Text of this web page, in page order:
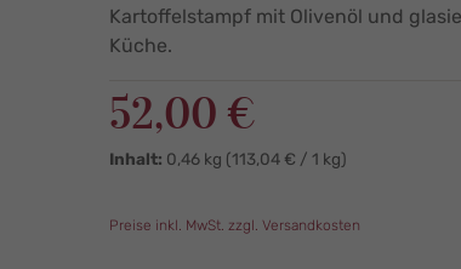
Kartoffelstampf mit Olivenöl und
Küche.
Regulärer Preis:
52,00 €
Inhalt: 0,46 kg (113,04 € / 1 kg)
Preise inkl. MwSt. zzgl. Versandkosten